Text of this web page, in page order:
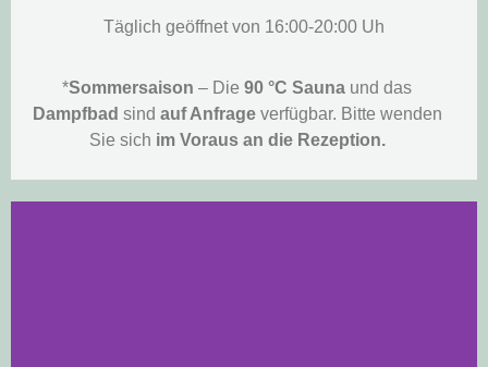
Täglich geöffnet von 16:00-20:00 Uh
*Sommersaison – Die90 °C Sauna und das
Dampfbad sind auf Anfrageverfügbar. Bitte wenden
Sie sich im Voraus an die Rezeption.